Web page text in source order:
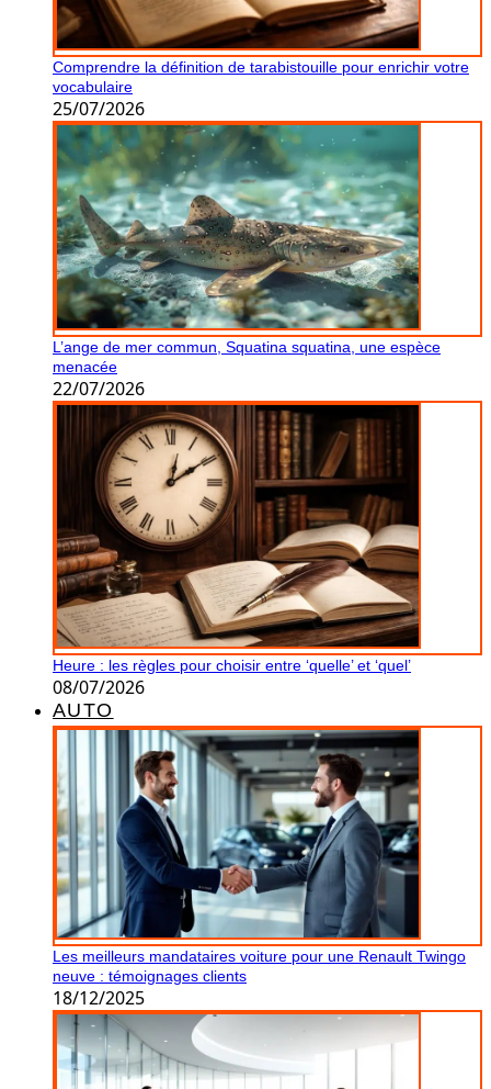
Comprendre la définition de tarabistouille pour enrichir votre
vocabulaire
25/07/2026
L’ange de mer commun, Squatina squatina, une espèce
menacée
22/07/2026
Heure : les règles pour choisir entre ‘quelle’ et ‘quel’
08/07/2026
AUTO
Les meilleurs mandataires voiture pour une Renault Twingo
neuve : témoignages clients
18/12/2025